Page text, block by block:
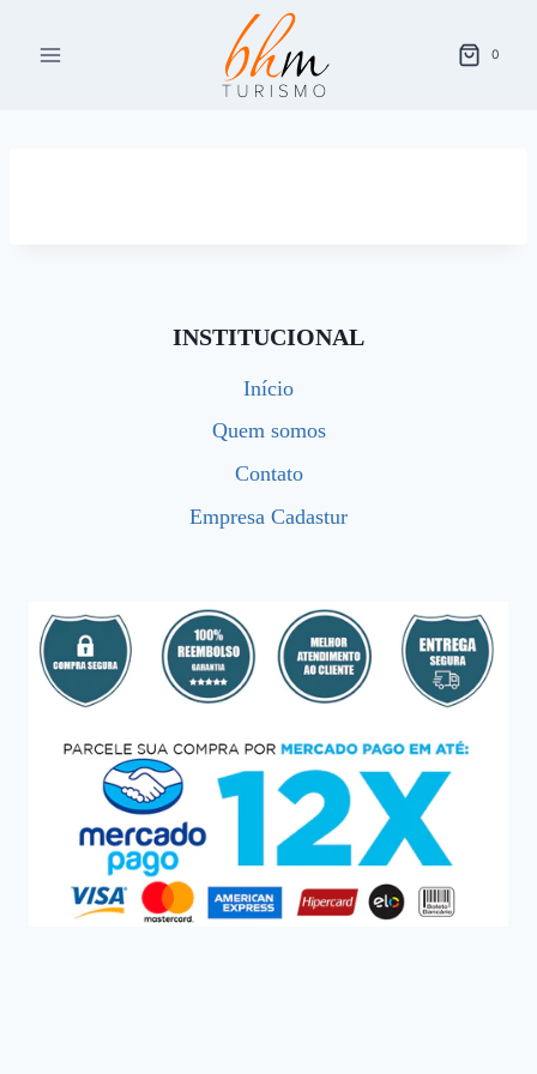
para
0
INSTITUCIONAL
Início
Quem somos
Contato
Empresa Cadastur